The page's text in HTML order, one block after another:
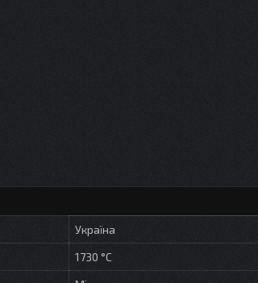
Україна
1730 °С